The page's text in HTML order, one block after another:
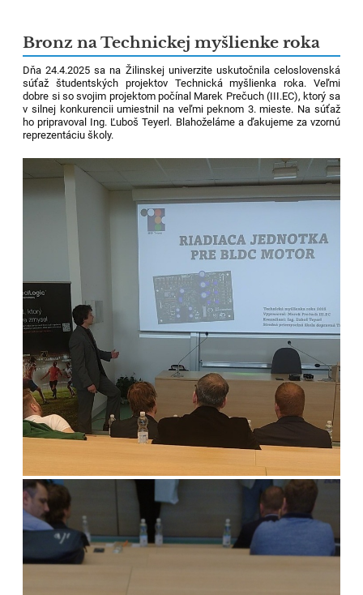
Bronz na Technickej myšlienke roka
Dňa 24.4.2025 sa na Žilinskej univerzite uskutočnila celoslovenská
súťaž študentských projektov Technická myšlienka roka. Veľmi
dobre si so svojim projektom počínal Marek Prečuch (III.EC), ktorý sa
v silnej konkurencii umiestnil na veľmi peknom 3. mieste. Na súťaž
ho pripravoval Ing. Ľuboš Teyerl. Blahoželáme a ďakujeme za vzornú
reprezentáciu školy.